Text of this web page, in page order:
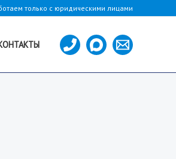
только с юридическими лицами